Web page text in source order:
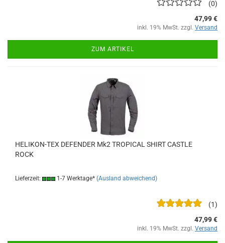
0
47,99 €
inkl. 19% MwSt. zzgl. Versand
ZUM ARTIKEL
HELIKON-TEX DEFENDER Mk2 TROPICAL SHIRT CASTLE
ROCK
Lieferzeit: 1-7 Werktage* (Ausland abweichend)
1
47,99 €
inkl. 19% MwSt. zzgl. Versand